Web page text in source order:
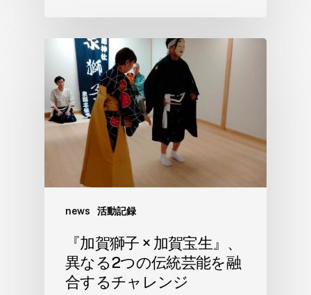
news 活動記録
『加賀獅子 × 加賀宝生』、
異なる2つの伝統芸能を融
合するチャレンジ